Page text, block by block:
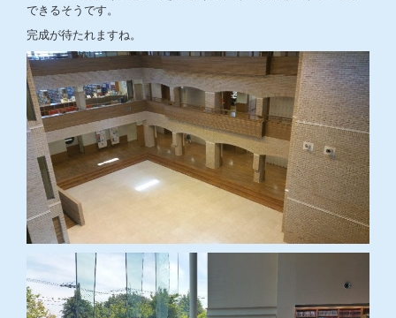
できるそうです。
完成が待たれますね。